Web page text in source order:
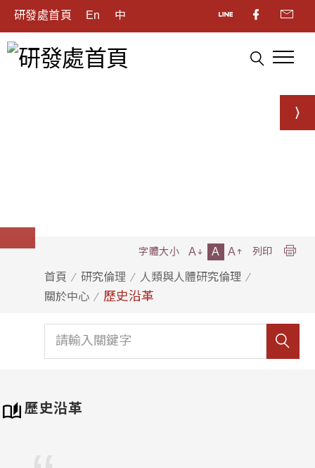
研發處首頁 En 中
首頁 研究倫理
人類與人體研究倫理
關於中心
歷史沿革
字體大小 A A A 列印
歷史沿革